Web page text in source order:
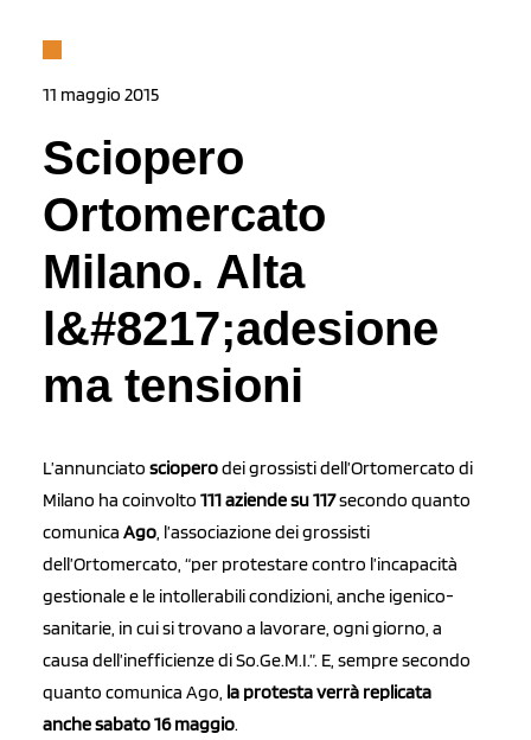
11 maggio 2015
Sciopero
Ortomercato
Milano. Alta
l&#8217;adesione
ma tensioni
L’annunciato scioperodei grossisti dell’Ortomercato di
Milano ha coinvolto 111 aziende su 117secondo quanto
comunica Ago, l’associazione dei grossisti
dell’Ortomercato, “per protestare contro l’incapacità
gestionale e le intollerabili condizioni, anche igenico-
sanitarie, in cui si trovano a lavorare, ogni giorno, a
causa dell’inefficienze di So.Ge.M.I.”. E, sempre secondo
quanto comunica Ago, la protesta verrà replicata
anche sabato 16 maggio.